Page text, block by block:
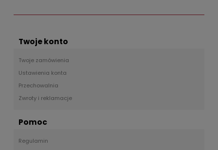
Twoje konto
Twoje zamówienia
Ustawienia konta
Przechowalnia
Zwroty i reklamacje
Pomoc
Regulamin